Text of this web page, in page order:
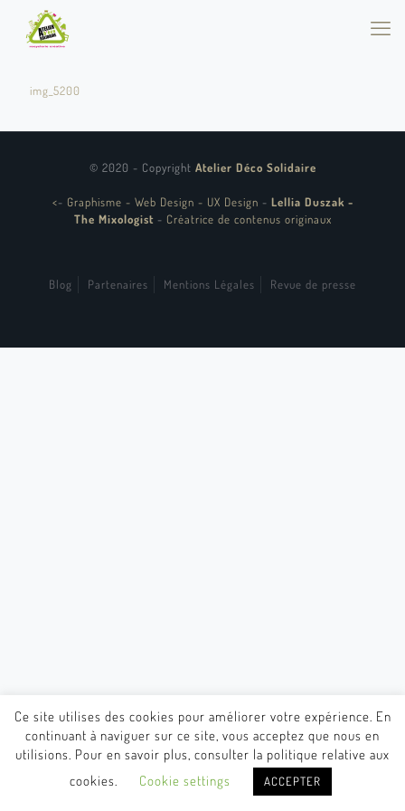
img_5200
© 2020 - Copyright Atelier Déco Solidaire
<- Graphisme - Web Design - UX Design - Lellia Duszak -
The Mixologist - Créatrice de contenus originaux
Blog Partenaires Mentions Légales Revue de presse
Ce site utilises des cookies pour améliorer votre expérience. En
continuant à naviguer sur ce site, vous acceptez que nous en
utilisions. Pour en savoir plus, consulter la politique relative aux
cookies.
Cookie settings ACCEPTER